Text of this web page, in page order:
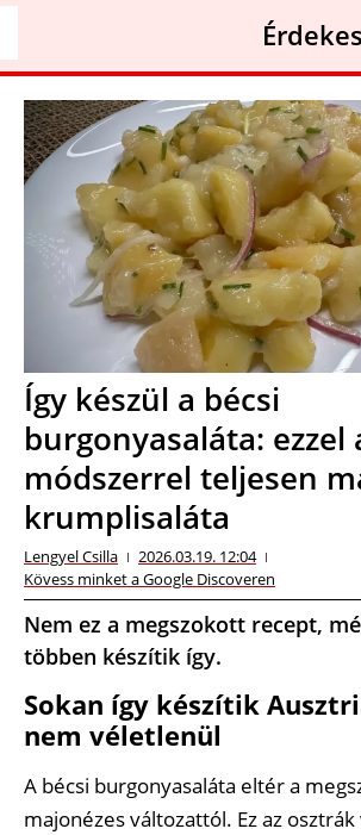
Így készül a bécsi
burgonyasaláta: ezzel
módszerrel teljesen
krumplisaláta
Lengyel Csilla
2026.03.19. 12:04
Kövess minket a Google Discoveren
Nem ez a megszokott recept,
többen készítik így.
Sokan így készítik
nem véletlenül
A bécsi burgonyasaláta eltér a
majonézes változattól. Ez az